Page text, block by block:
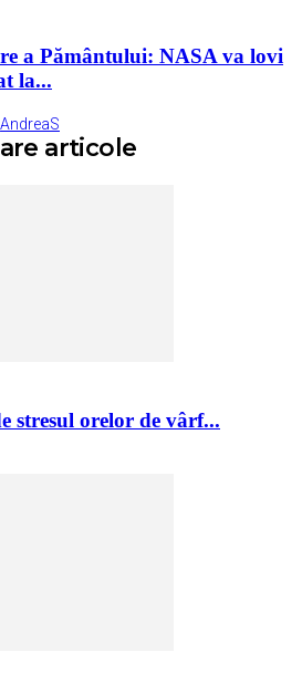
a Pământului: NASA va lovi
la...
AndreaS
articole
stresul orelor de vârf...